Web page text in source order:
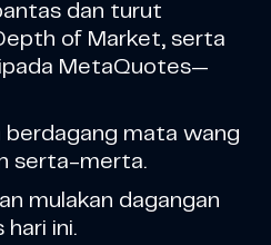
dan turut
of Market, serta
MetaQuotes—
berdagang mata wang
serta-merta.
mulakan dagangan
ini.